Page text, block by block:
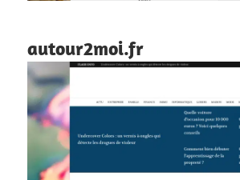
autour2moi.fr